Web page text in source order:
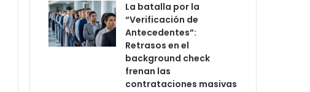
La batalla por la
“Verificación de
Antecedentes”:
Retrasos en el
background check
frenan las
contrataciones masivas